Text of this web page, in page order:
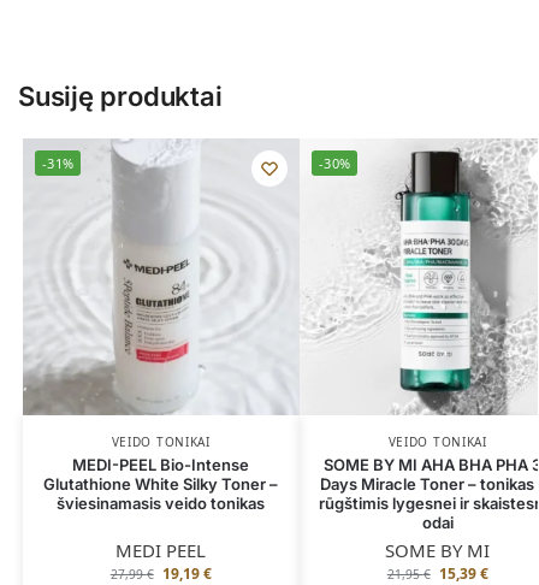
Susiję produktai
-31%
VEIDO TONIKAI
MEDI-PEEL Bio-Intense
Glutathione White Silky Toner –
šviesinamasis veido tonikas
MEDI PEEL
27,99€ 19,19€
-30%
VEIDO TONIKAI
SOME BY MI AHA BHA PHA
Days Miracle Toner – tonikas
rūgštimis lygesnei ir
odai
SOME BY MI
21,95€ 15,39€